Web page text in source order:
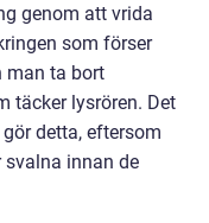
genom att vrida
som förser
man ta bort
täcker lysrören. Det
detta, eftersom
svalna innan de